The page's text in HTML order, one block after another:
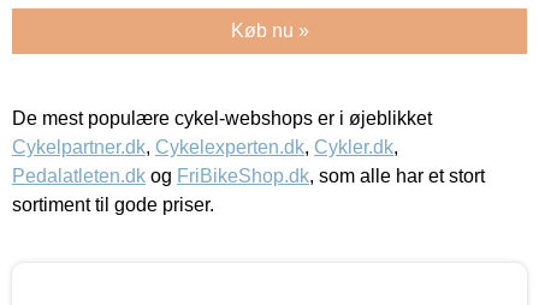
Køb nu »
De mest populære cykel-webshops er i øjeblikket
Cykelpartner.dk, Cykelexperten.dk, Cykler.dk,
Pedalatleten.dk og FriBikeShop.dk, som alle har et stort
sortiment til gode priser.